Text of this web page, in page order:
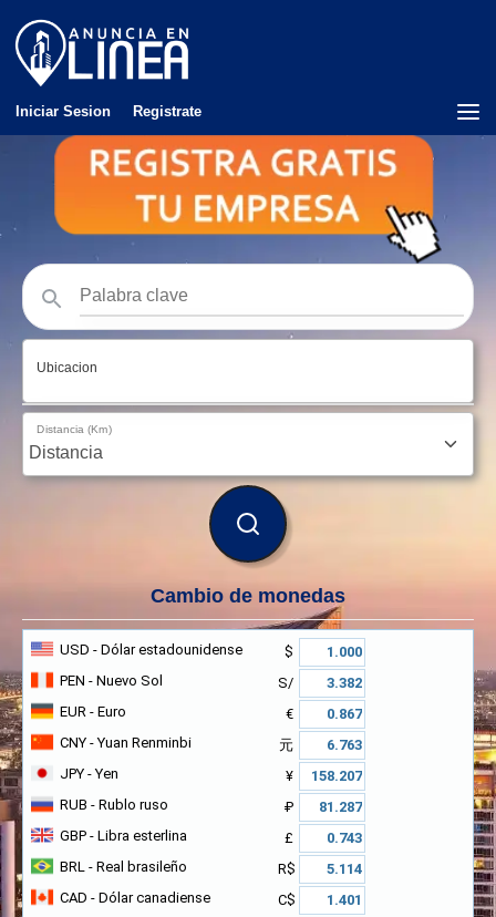
Iniciar Sesion Registrate
Ubicacion
Distancia (Km)
BUSCAR
Cambio de monedas
USD - Dólar estadounidense
$
PEN - Nuevo Sol
S/
EUR - Euro
€
CNY - Yuan Renminbi
元
JPY - Yen
¥
RUB - Rublo ruso
₽
GBP - Libra esterlina
£
BRL - Real brasileño
R$
CAD - Dólar canadiense
C$